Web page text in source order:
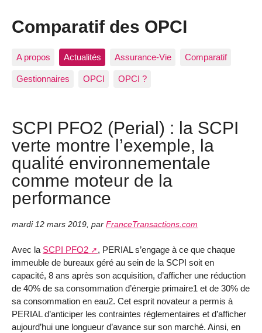
Comparatif des OPCI
A propos Actualités Assurance-Vie Comparatif
Gestionnaires OPCI OPCI ?
SCPI PFO2 (Perial) : la SCPI
verte montre l’exemple, la
qualité environnementale
comme moteur de la
performance
mardi 12 mars 2019 par FranceTransactions.com
Avec la SCPI PFO2
, PERIAL s’engage à ce que chaque
immeuble de bureaux géré au sein de la SCPI soit en
capacité, 8 ans après son acquisition, d’afficher une réduction
de 40% de sa consommation d’énergie primaire1 et de 30% de
sa consommation en eau2. Cet esprit novateur a permis à
PERIAL d’anticiper les contraintes réglementaires et d’afficher
aujourd’hui une longueur d’avance sur son marché. Ainsi, en